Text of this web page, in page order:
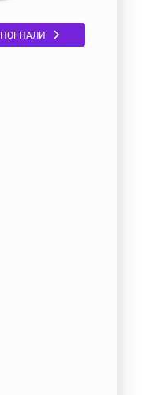
ПОГНАЛИ